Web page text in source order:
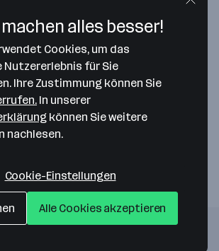
Map data ©2026 Google
33 - Via di Mezzo ai Piani 33
— Route berechnen
alles besser!
Cookies, um das
für Sie
Ihre Zustimmung können Sie
In unserer
können Sie weitere
nachlesen.
Cookie-Einstellungen
Alle Cookies akzeptieren